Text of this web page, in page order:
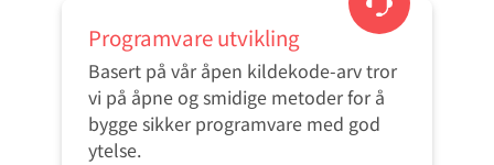
Programvare utvikling
Basert på vår åpen kildekode-arv tror
vi på åpne og smidige metoder for å
bygge sikker programvare med god
ytelse.